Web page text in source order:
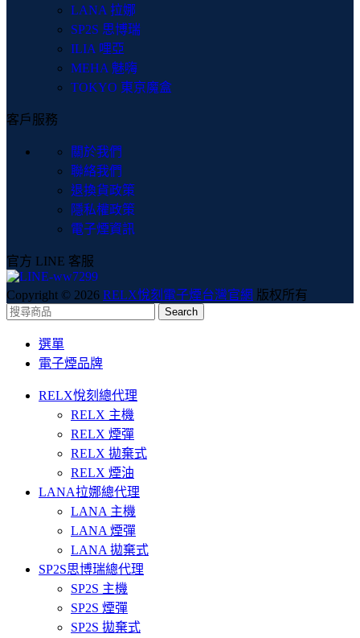
LANA 拉娜
SP2S 思博瑞
ILIA 哩亞
MEHA 魅嗨
TOKYO 東京魔盒
客戶服務
關於我們
聯絡我們
退換貨政策
隱私權政策
電子煙資訊
官方 LINE 客服
Copyright © 2026 RELX悅刻電子煙台灣官網 版权所有
Search
選單
電子煙品牌
RELX悅刻總代理
RELX 主機
RELX 煙彈
RELX 拋棄式
RELX 煙油
LANA拉娜總代理
LANA 主機
LANA 煙彈
LANA 拋棄式
SP2S思博瑞總代理
SP2S 主機
SP2S 煙彈
SP2S 拋棄式